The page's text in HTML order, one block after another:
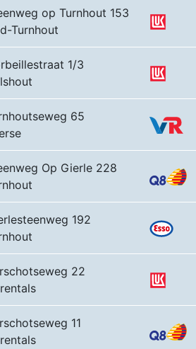
op Turnhout 153
Turnhout
1/3
65
Op Gierle 228
192
22
11